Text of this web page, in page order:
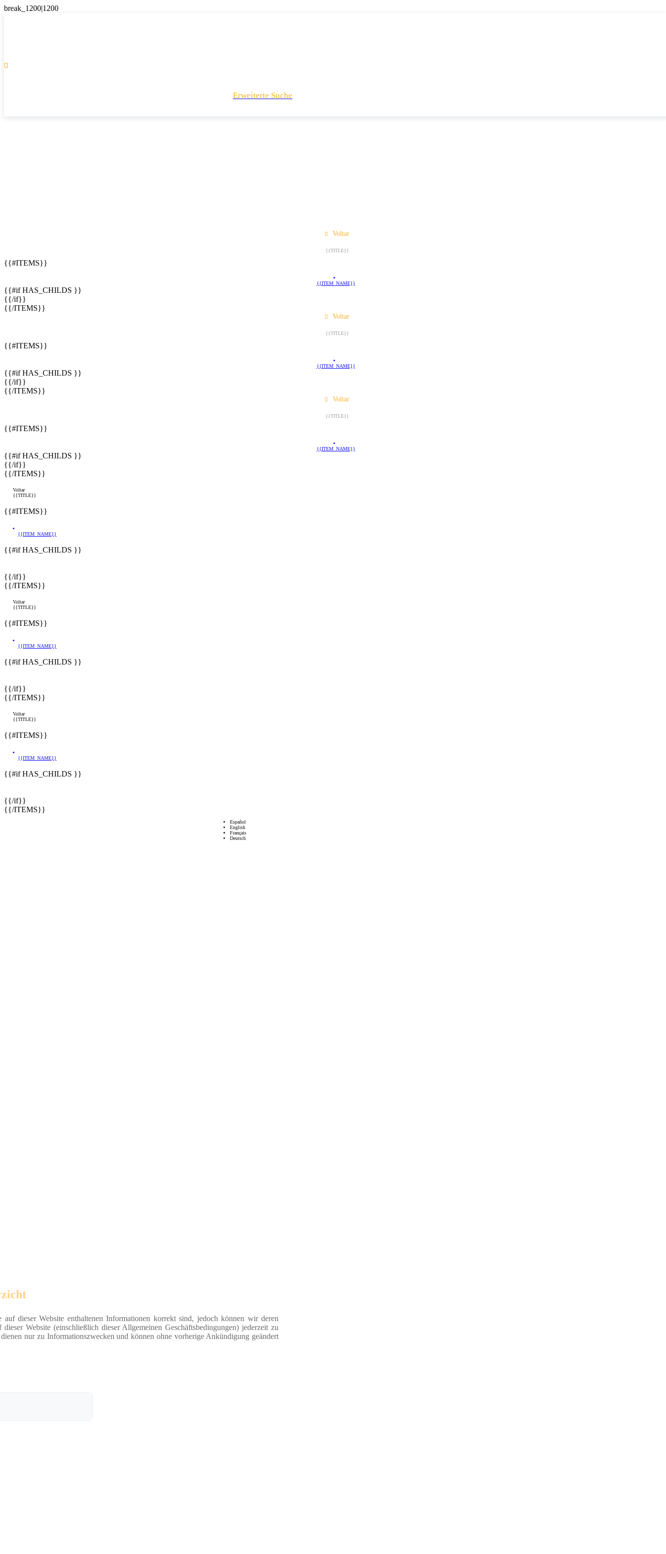
Erweiterte Suche
Voltar
{{TITLE}}
{{#ITEMS}}
{{ITEM_NAME}}
{{#if HAS_CHILDS }}
{{/if}}
{{/ITEMS}}
Voltar
{{TITLE}}
{{#ITEMS}}
{{ITEM_NAME}}
{{#if HAS_CHILDS }}
{{/if}}
{{/ITEMS}}
Voltar
{{TITLE}}
{{#ITEMS}}
{{ITEM_NAME}}
{{#if HAS_CHILDS }}
{{/if}}
{{/ITEMS}}
Voltar
{{TITLE}}
{{#ITEMS}}
{{ITEM_NAME}}
{{#if HAS_CHILDS }}
{{/if}}
{{/ITEMS}}
Voltar
{{TITLE}}
{{#ITEMS}}
{{ITEM_NAME}}
{{#if HAS_CHILDS }}
{{/if}}
{{/ITEMS}}
Voltar
{{TITLE}}
{{#ITEMS}}
{{ITEM_NAME}}
{{#if HAS_CHILDS }}
{{/if}}
{{/ITEMS}}
Español
English
Français
Deutsch
dieser Website enthaltenen Informationen korrekt sind, jedoch können wir deren
Website (einschließlich dieser Allgemeinen Geschäftsbedingungen) jederzeit zu
nur zu Informationszwecken und können ohne vorherige Ankündigung geändert